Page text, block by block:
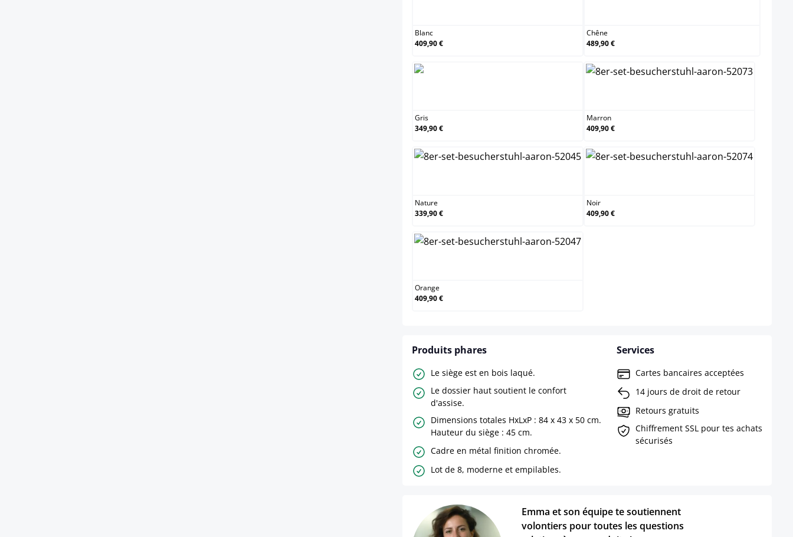
Blanc
409,90 €
Chêne
489,90 €
Gris
349,90 €
Marron
409,90 €
Nature
339,90 €
Noir
409,90 €
Orange
409,90 €
Produits phares
Le siège est en bois laqué.
Le dossier haut soutient le confort
d'assise.
Dimensions totales HxLxP : 84 x 43 x 50 cm.
Hauteur du siège : 45 cm.
Cadre en métal finition chromée.
Lot de 8, moderne et empilables.
Services
Cartes bancaires acceptées
14 jours de droit de retour
Retours gratuits
Chiffrement SSL pour tes achats
sécurisés
Emma et son équipe te soutiennent
volontiers pour toutes les questions